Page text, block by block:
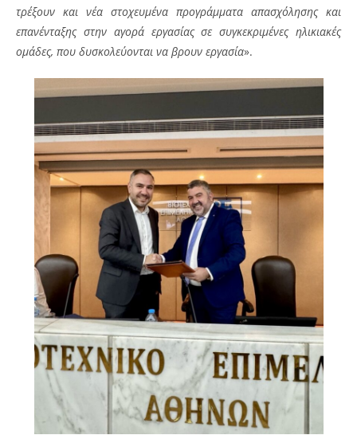
τρέξουν και νέα στοχευμένα προγράμματα απασχόλησης και
επανένταξης στην αγορά εργασίας σε συγκεκριμένες ηλικιακές
ομάδες, που δυσκολεύονται να βρουν εργασία».